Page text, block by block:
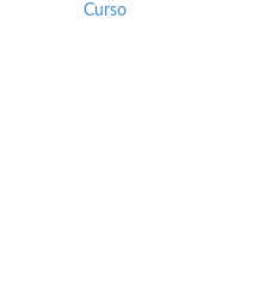
Curso